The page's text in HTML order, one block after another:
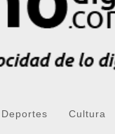
Deportes Cultura